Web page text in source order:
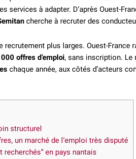
à adapter. D’après Ouest-
cherche à recruter des
plus larges. Ouest-France
offres d’emploi, sans inscription. Le
chaque année, aux côtés d’acteurs
structurel
un marché de l’emploi très disputé
en pays nantais